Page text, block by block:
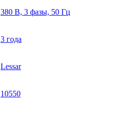
380 В, 3 фазы, 50 Гц
3 года
Lessar
10550